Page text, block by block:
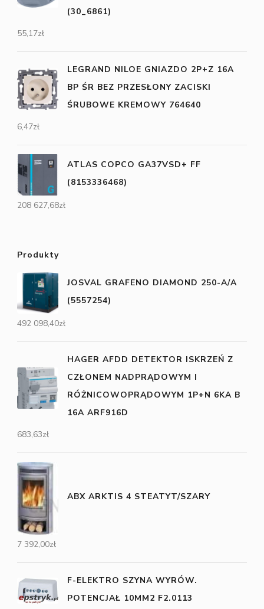
(30_6861)
55,17zł
LEGRAND NILOE GNIAZDO 2P+Z 16A
BP ŚR BEZ PRZESŁONY ZACISKI
ŚRUBOWE KREMOWY 764640
6,47zł
ATLAS COPCO GA37VSD+ FF
(8153336468)
208 627,68zł
Produkty
JOSVAL GRAFENO DIAMOND 250-A/A
(5557254)
492 098,40zł
HAGER AFDD DETEKTOR ISKRZEŃ Z
CZŁONEM NADPRĄDOWYM I
RÓŻNICOWOPRĄDOWYM 1P+N 6KA B
16A ARF916D
683,63zł
ABX ARKTIS 4 STEATYT/SZARY
7 392,00zł
F-ELEKTRO SZYNA WYRÓW.
POTENCJAŁ 10MM2 F2.0113